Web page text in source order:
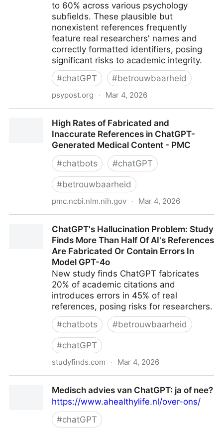
to 60% across various psychology
subfields. These plausible but
nonexistent references frequently
feature real researchers' names and
correctly formatted identifiers, posing
significant risks to academic integrity.
#chatGPT #betrouwbaarheid
psypost.org · Mar 4, 2026
citations at a staggering rate, study finds
High Rates of Fabricated and
Inaccurate References in ChatGPT-
Generated Medical Content - PMC
#chatbots #chatGPT
#betrouwbaarheid
pmc.ncbi.nlm.nih.gov · Mar 4, 2026
in ChatGPT-Generated Medical Content - PMC
ChatGPT's Hallucination Problem: Study
Finds More Than Half Of AI's References
Are Fabricated Or Contain Errors In
Model GPT-4o
New study finds ChatGPT fabricates
20% of academic citations and
introduces errors in 45% of real
references, posing risks for researchers.
#chatbots #betrouwbaarheid
#chatGPT
studyfinds.com · Mar 4, 2026
Than Half Of AI's References Are Fabricated Or
Contain Errors In Model GPT-4o
Medisch advies van ChatGPT: ja of nee?
https://www.ahealthylife.nl/over-ons/
#chatGPT